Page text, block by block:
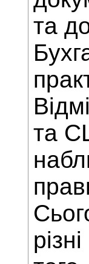
та
та